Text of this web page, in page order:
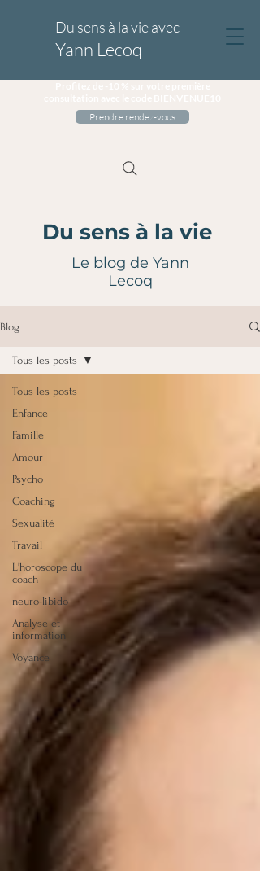
Du sens à la vie avec
Yann Lecoq
Prendre rendez-vous
Du sens à la vie
Le blog de Yann
Lecoq
Blog
Tous les posts
Enfance
Famille
Amour
Psycho
Coaching
Sexualité
Travail
L'horoscope du
coach
neuro-libido
Analyse et
information
Voyance
Tous les posts